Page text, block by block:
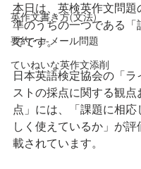
英作文書き方(文法)
要約・e-メール問題
ていねいな英作文添削
本日は、英検英作文問題
準のうちの一つである「
てです。
日本英語検定協会の「ラ
ストの採点に関する観点
点」には、「課題に相応
しく使えているか」が
載されています。